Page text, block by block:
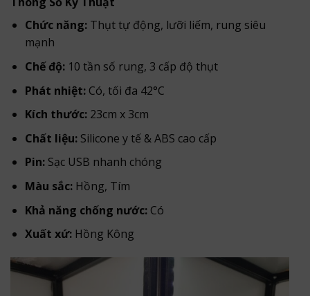
Chức năng:Thụt tự động, lưỡi liếm, rung siêu
mạnh
Chế độ:10 tần số rung, 3 cấp độ thụt
Phát nhiệt:Có, tối đa 42°C
Kích thước:23cm x 3cm
Chất liệu:Silicone y tế & ABS cao cấp
Pin:Sạc USB nhanh chóng
Màu sắc:Hồng, Tím
Khả năng chống nước:Có
Xuất xứ:Hồng Kông